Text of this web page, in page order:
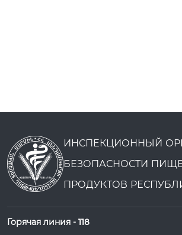
ИНСПЕКЦИОННЫЙ
БЕЗОПАСНОСТИ
ПРОДУКТОВ
Горячая линия - 118